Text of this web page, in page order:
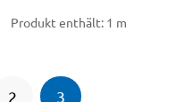
Produkt enthält: 1 m
2 3